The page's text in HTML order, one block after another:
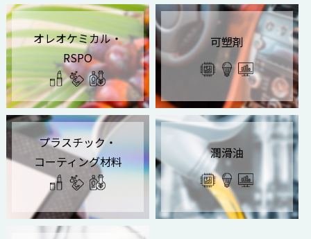
オレオケミカル・
RSPO
可塑剤
プラスチック・
コーティング材料
潤滑油